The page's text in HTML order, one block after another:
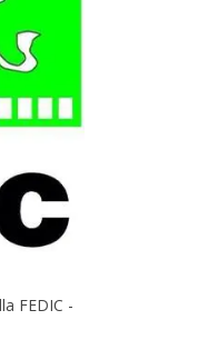
FEDIC -